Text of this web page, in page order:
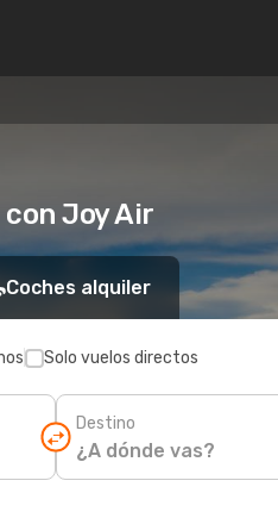
Joy Air
Coches alquiler
Solo vuelos directos
Destino